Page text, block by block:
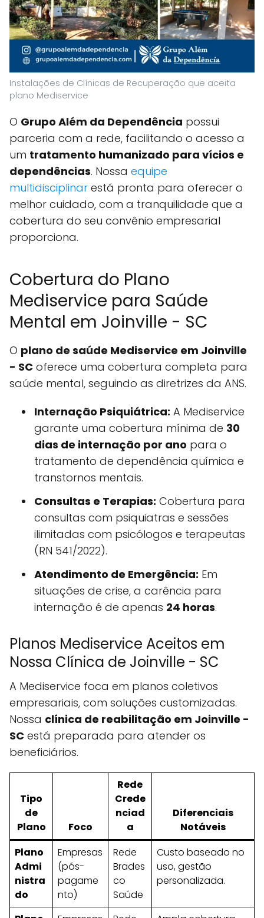
Instalações de Clínicas de Recuperação que aceita
plano Mediservice
O Grupo Além da Dependência possui
parceria com a rede, facilitando o acesso a
um tratamento humanizado para vícios e
dependências. Nossa equipe
multidisciplinar está pronta para oferecer o
melhor cuidado, com a tranquilidade que a
cobertura do seu convênio empresarial
proporciona.
Cobertura do Plano
Mediservice para Saúde
Mental em Joinville - SC
O plano de saúde Mediservice em Joinville
- SC oferece uma cobertura completa para
saúde mental, seguindo as diretrizes da ANS.
Internação Psiquiátrica: A Mediservice
garante uma cobertura mínima de 30
dias de internação por ano para o
tratamento de dependência química e
transtornos mentais.
Consultas e Terapias: Cobertura para
consultas com psiquiatras e sessões
ilimitadas com psicólogos e terapeutas
(RN 541/2022).
Atendimento de Emergência: Em
situações de crise, a carência para
internação é de apenas 24 horas.
Planos Mediservice Aceitos em
Nossa Clínica de Joinville - SC
A Mediservice foca em planos coletivos
empresariais, com soluções customizadas.
Nossa clínica de reabilitação em Joinville -
SC está preparada para atender os
beneficiários.
Tipo
de
Plano
Foco
Rede
Crede
nciad
a
Diferenciais
Notáveis
Plano
Admi
nistra
do
Empresas
(pós-
pagame
nto)
Rede
Brades
co
Saúde
Custo baseado no
uso, gestão
personalizada.